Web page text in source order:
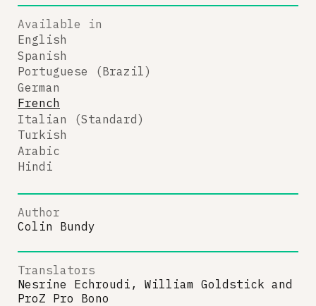
Available in
English
Spanish
Portuguese (Brazil)
German
French
Italian (Standard)
Turkish
Arabic
Hindi
Author
Colin Bundy
Translators
Nesrine Echroudi, William Goldstick and
ProZ Pro Bono